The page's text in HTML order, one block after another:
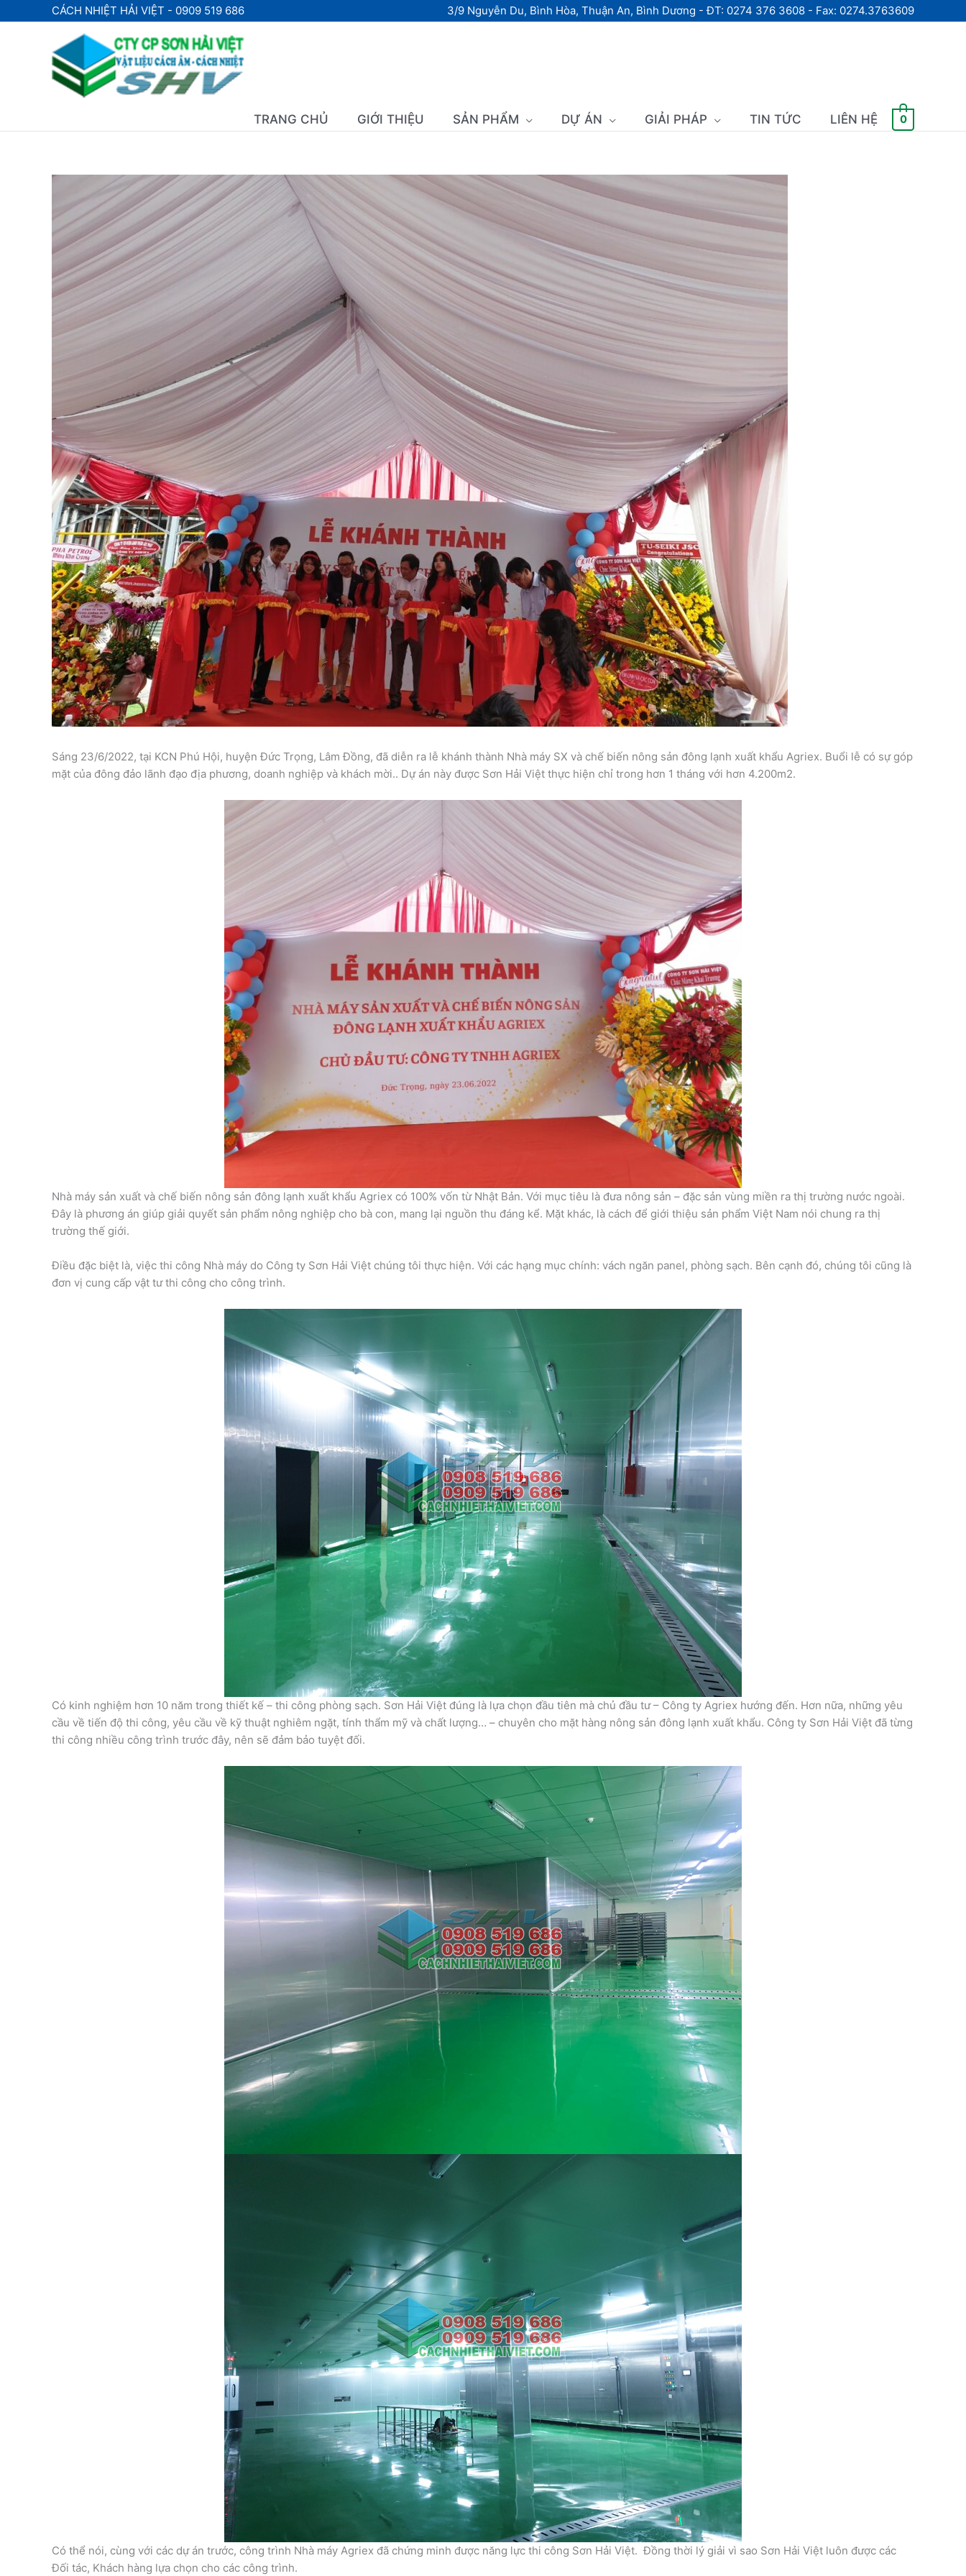
tới
CÁCH NHIỆT HẢI VIỆT - 0909 519 686 3/9 Nguyễn Du, Bình Hòa, Thuận An, Bình Dương - ĐT: 0274 376 3608 - Fax: 0274.3763609
TRANG CHỦ GIỚI THIỆU SẢN PHẨM DỰ ÁN GIẢI PHÁP TIN TỨC LIÊN HỆ 0
Sáng 23/6/2022, tại KCN Phú Hội, huyện Đức Trọng, Lâm Đồng, đã diễn ra lễ khánh thành Nhà máy SX và chế biến nông sản đông lạnh xuất khẩu Agriex. Buổi lễ có sự góp
mặt của đông đảo lãnh đạo địa phương, doanh nghiệp và khách mời.. Dự án này được Sơn Hải Việt thực hiện chỉ trong hơn 1 tháng với hơn 4.200m2.
Nhà máy sản xuất và chế biến nông sản đông lạnh xuất khẩu Agriex có 100% vốn từ Nhật Bản. Với mục tiêu là đưa nông sản – đặc sản vùng miền ra thị trường nước ngoài.
Đây là phương án giúp giải quyết sản phẩm nông nghiệp cho bà con, mang lại nguồn thu đáng kể. Mặt khác, là cách để giới thiệu sản phẩm Việt Nam nói chung ra thị
trường thế giới.
Điều đặc biệt là, việc thi công Nhà máy do Công ty Sơn Hải Việt chúng tôi thực hiện. Với các hạng mục chính: vách ngăn panel, phòng sạch. Bên cạnh đó, chúng tôi cũng là
đơn vị cung cấp vật tư thi công cho công trình.
Có kinh nghiệm hơn 10 năm trong thiết kế – thi công phòng sạch. Sơn Hải Việt đúng là lựa chọn đầu tiên mà chủ đầu tư – Công ty Agriex hướng đến. Hơn nữa, những yêu
cầu về tiến độ thi công, yêu cầu về kỹ thuật nghiêm ngặt, tính thẩm mỹ và chất lượng… – chuyên cho mặt hàng nông sản đông lạnh xuất khẩu. Công ty Sơn Hải Việt đã từng
thi công nhiều công trình trước đây, nên sẽ đảm bảo tuyệt đối.
Có thể nói, cùng với các dự án trước, công trình Nhà máy Agriex đã chứng minh được năng lực thi công Sơn Hải Việt. Đồng thời lý giải vì sao Sơn Hải Việt luôn được các
Đối tác, Khách hàng lựa chọn cho các công trình.